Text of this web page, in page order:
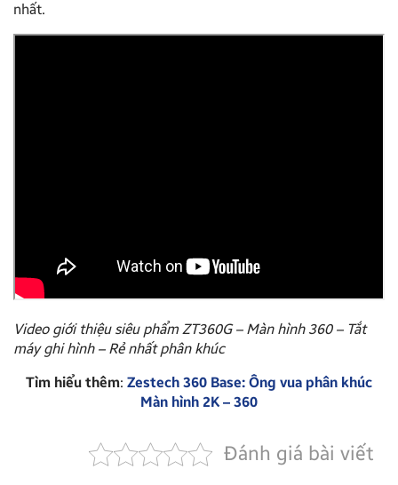
nhất.
Video giới thiệu siêu phẩm ZT360G – Màn hình 360 – Tắt
máy ghi hình – Rẻ nhất phân khúc
Tìm hiểu thêm: Zestech 360 Base: Ông vua phân khúc
Màn hình 2K – 360
Đánh giá bài viết